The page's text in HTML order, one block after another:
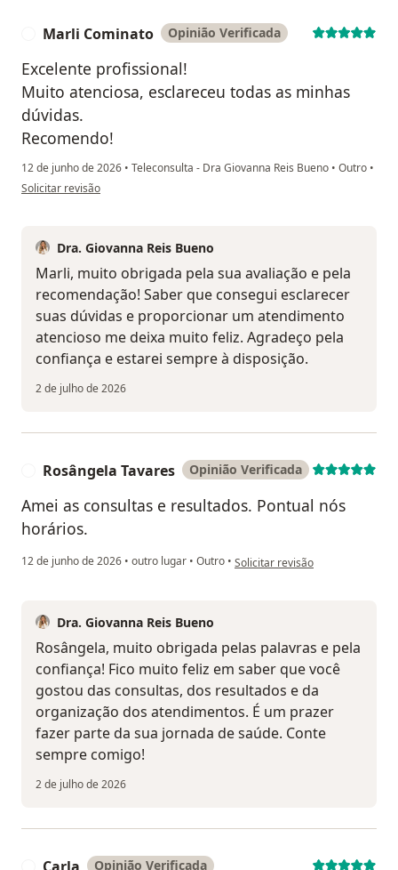
Marli Cominato Opinião Verificada
Excelente profissional!
Muito atenciosa, esclareceu todas as minhas
dúvidas.
Recomendo!
12 de junho de 2026 • Teleconsulta - Dra Giovanna Reis Bueno • Outro •
na opinião do utilizador Marli Cominato
Solicitar revisão
Dra. Giovanna Reis Bueno
Marli, muito obrigada pela sua avaliação e pela
recomendação! Saber que consegui esclarecer
suas dúvidas e proporcionar um atendimento
atencioso me deixa muito feliz. Agradeço pela
confiança e estarei sempre à disposição.
2 de julho de 2026
Rosângela Tavares Opinião Verificada
Amei as consultas e resultados. Pontual nós
horários.
12 de junho de 2026 • outro lugar • Outro • na opinião do utilizador
Solicitar revisão
Dra. Giovanna Reis Bueno
Rosângela, muito obrigada pelas palavras e pela
confiança! Fico muito feliz em saber que você
gostou das consultas, dos resultados e da
organização dos atendimentos. É um prazer
fazer parte da sua jornada de saúde. Conte
sempre comigo!
2 de julho de 2026
Carla Opinião Verificada